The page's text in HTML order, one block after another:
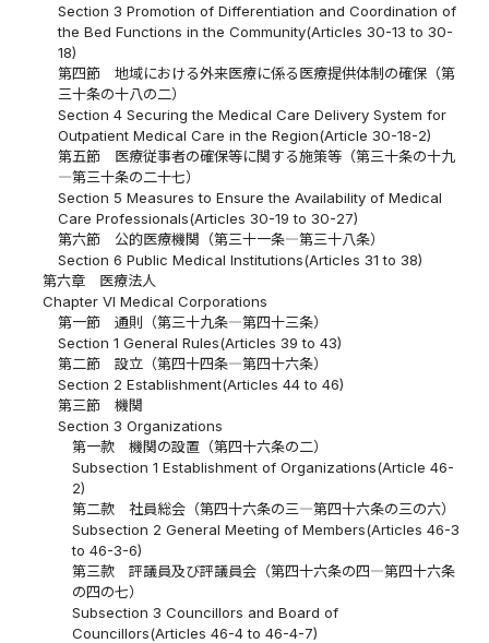
Section 3 Promotion of Differentiation and Coordination of
the Bed Functions in the Community(Articles 30-13 to 30-
18)
第四節 地域における外来医療に係る医療提供体制の確保（第
三十条の十八の二）
Section 4 Securing the Medical Care Delivery System for
Outpatient Medical Care in the Region(Article 30-18-2)
第五節 医療従事者の確保等に関する施策等（第三十条の十九
―第三十条の二十七）
Section 5 Measures to Ensure the Availability of Medical
Care Professionals(Articles 30-19 to 30-27)
第六節 公的医療機関（第三十一条―第三十八条）
Section 6 Public Medical Institutions(Articles 31 to 38)
第六章 医療法人
Chapter VI Medical Corporations
第一節 通則（第三十九条―第四十三条）
Section 1 General Rules(Articles 39 to 43)
第二節 設立（第四十四条―第四十六条）
Section 2 Establishment(Articles 44 to 46)
第三節 機関
Section 3 Organizations
第一款 機関の設置（第四十六条の二）
Subsection 1 Establishment of Organizations(Article 46-
2)
第二款 社員総会（第四十六条の三―第四十六条の三の六）
Subsection 2 General Meeting of Members(Articles 46-3
to 46-3-6)
第三款 評議員及び評議員会（第四十六条の四―第四十六条
の四の七）
Subsection 3 Councillors and Board of
Councillors(Articles 46-4 to 46-4-7)